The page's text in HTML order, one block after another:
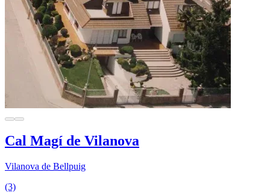
Cal Magí de Vilanova
Vilanova de Bellpuig
(3)